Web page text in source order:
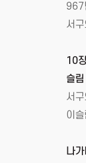
967
서
10
슬
서
이
나